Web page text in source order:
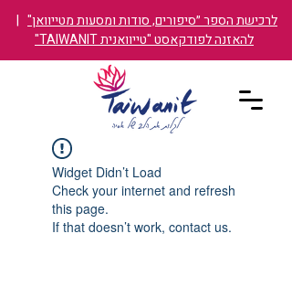
לרכישת הספר ״סיפורים, סודות ומסעות מטייוואן" |
להאזנה לפודקאסט "טייוואנית TAIWANIT"
Widget Didn’t Load
Check your internet and refresh
this page.
If that doesn’t work, contact us.